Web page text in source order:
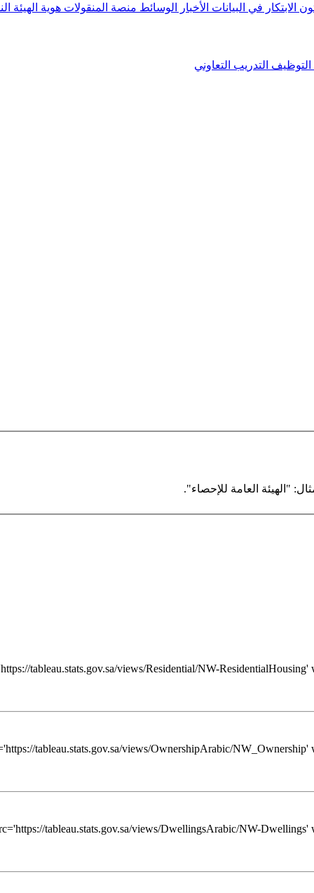
الابتكار في البيانات الأخبار الوسائط منصة المنقولات هوية الهيئة
التوظيف التدريب التعاوني
"الهيئة العامة للإحصاء".